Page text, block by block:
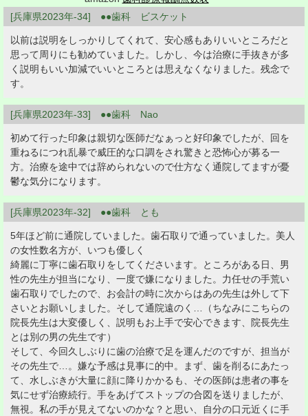
[兵庫県2023年-34] ●●歯科 ビスケット
以前は説明をしっかりしてくれて、安心感もありいいところだと
思って周りにも勧めていました。しかし、今は治療に手抜きが多
く説明もいい加減でいいところとは思えなくなりました。残念で
す。
[兵庫県2023年-33] ●●歯科 Nao
初めて行った印象は親切な医師だなぁっと好印象でしたが、回を
重ねるにつれ乱暴で威圧的な口調をされ驚きと恐怖心が募る一
方。治療を途中では辞められないので仕方なく通院してますが憂
鬱な気分になります。
[兵庫県2023年-32] ●●歯科 とも
5年ほど前に通院していました。歯石取りで通っていました。美人
の女性数名方が、いつも優しく
綺麗に丁寧に歯石取りをしてくださいます。ところがある日、男
性の先生が担当になり、一度で嫌になりました。力任せの手荒い
歯石取りでしたので、お会計の時に次からはあの先生は外して下
さいとお願いしました。そして通院遠のく…（ちなみにこちらの
院長先生は大変優しく、説明もお上手で安心できます、院長先生
とは別の男の先生です）
そして、今回久しぶりに歯の治療で足を運んだのですが、担当が
その先生で…。嫌な予感は見事に的中。まず、歯を削るにあたっ
て、水しぶきが大量に顔に降りかかるも、その医師は患者の事を
気にせず治療続行。手をあげてストップの合図を送りましたが、
無視。私の手が見えてないのかな？と思い、自分の口元近くに手